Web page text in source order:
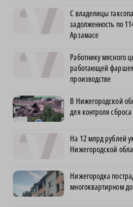
С владелицы
задолженность по
Арзамасе
Работнику мясного
работающей
производстве
В Нижегородской
для контроля
На 12 млрд рублей
Нижегородской
Нижегородка
многоквартирном